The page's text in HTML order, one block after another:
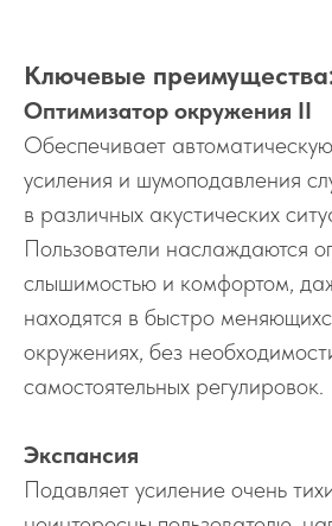
Ключевые
Оптимизатор окружения II
Обеспечивает
усиления и шумоподавления
в различных акустических
Пользователи наслаждаются
слышимостью и комфортом,
находятся в быстро
окружениях, без
самостоятельных регулировок.
Экспансия
Подавляет усиление очень